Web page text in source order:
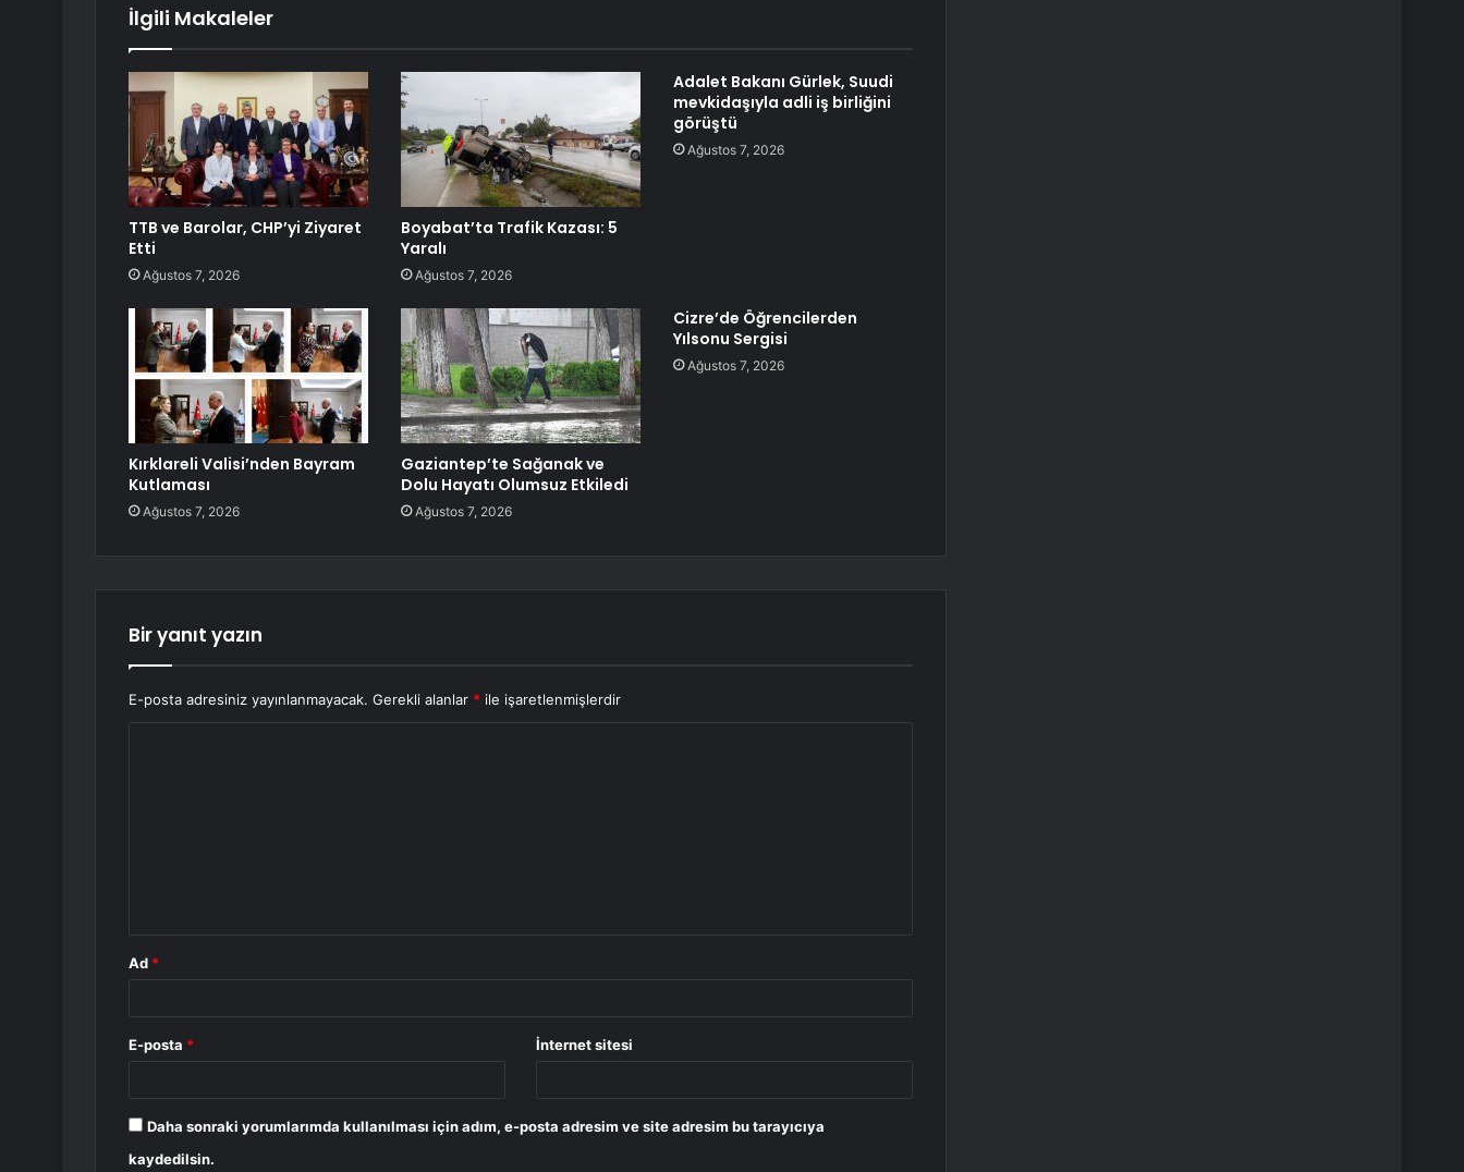
İlgili Makaleler
TTB ve Barolar, CHP’yi Ziyaret
Etti
Ağustos 7, 2026
Boyabat’ta Trafik Kazası: 5
Yaralı
Ağustos 7, 2026
Adalet Bakanı Gürlek, Suudi
mevkidaşıyla adli iş birliğini
görüştü
Ağustos 7, 2026
Kırklareli Valisi’nden Bayram
Kutlaması
Ağustos 7, 2026
Gaziantep’te Sağanak ve
Dolu Hayatı Olumsuz Etkiledi
Ağustos 7, 2026
Cizre’de Öğrencilerden
Yılsonu Sergisi
Ağustos 7, 2026
Bir yanıt yazın
E-posta adresiniz yayınlanmayacak. Gerekli alanlar * ile işaretlenmişlerdir
Ad *
E-posta * İnternet sitesi
Daha sonraki yorumlarımda kullanılması için adım, e-posta adresim ve site adresim bu tarayıcıya
kaydedilsin.